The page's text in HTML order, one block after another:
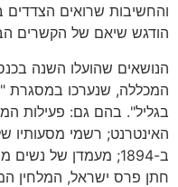
והחשיבות שרואים הצדדים
הודגש שיאם של הקשרים
הנושאים שהועלו השנה
המכללה, שנערכו במסגרת
בגליל". בהם גם: פעילות
האינטרנט; רשמי מסעותיו
ב-1894; מעמדן של
חתן פרס ישראל, המלחין